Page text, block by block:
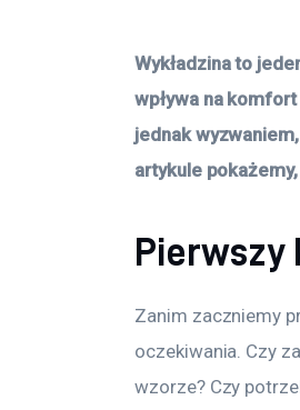
Wykładzina to
wpływa na
jednak
artykule
Pierwszy
Zanim zaczniemy
oczekiwania. Czy
wzorze? Czy